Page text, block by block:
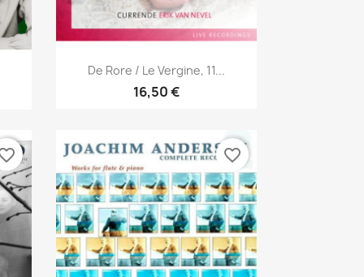
Aperçu rapide
De Rore / Le Vergine, 11...
16,50 €
favorite_border